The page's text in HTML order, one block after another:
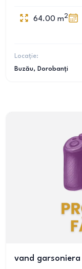
64.00 m2
Locație:
Buzău, Dorobanți
vand garsoniera